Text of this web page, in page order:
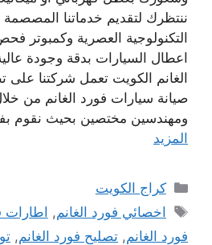
ننتظرك لتقديم خدماتنا
التكنولوجية العصرية وكمبوتر
اعطال السيارات بدقة وجودة
الغانم الكويت تعمل شركتنا على
صيانة سيارات فورد الغانم من
ومهندسين مختصين بحيث نقوم
المزيد
التصنيفات
كراج الكويت
الوسوم
اخصائي فورد الغانم, اطارات
فورد الغانم, تصليح فورد الغانم,